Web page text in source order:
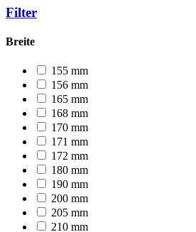
Filter
Breite
155 mm
156 mm
165 mm
168 mm
170 mm
171 mm
172 mm
180 mm
190 mm
200 mm
205 mm
210 mm